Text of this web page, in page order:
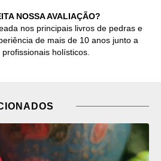
NOSSA AVALIAÇÃO?
nos principais livros de pedras e
de mais de 10 anos junto a
holísticos.